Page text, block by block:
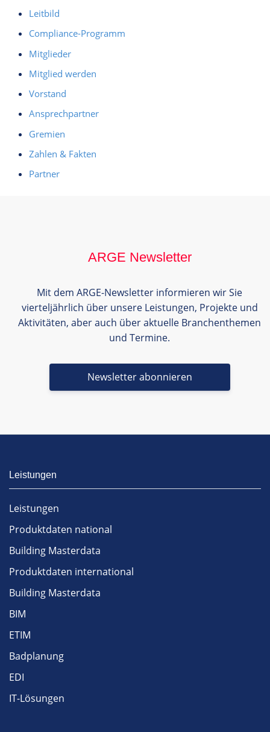
Leitbild
Compliance-Programm
Mitglieder
Mitglied werden
Vorstand
Ansprechpartner
Gremien
Zahlen & Fakten
Partner
ARGE Newsletter
Mit dem ARGE-Newsletter informieren wir Sie
vierteljährlich über unsere Leistungen, Projekte und
Aktivitäten, aber auch über aktuelle Branchenthemen
und Termine.
Newsletter abonnieren
Leistungen
Leistungen
Produktdaten national
Building Masterdata
Produktdaten international
Building Masterdata
BIM
ETIM
Badplanung
EDI
IT-Lösungen